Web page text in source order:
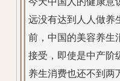
远没有达到人人做养
前，中国的美容养生
接受，即使是中产阶
养生消费也还不到两